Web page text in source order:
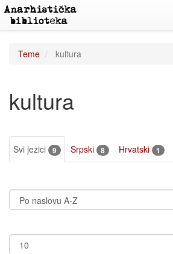
Teme kultura
kultura
Svi jezici 9 Srpski 8 Hrvatski 1